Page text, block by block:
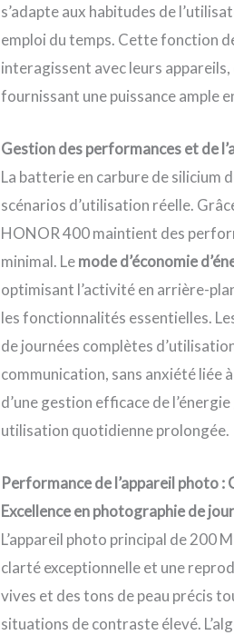
s’adapte aux habitudes de
emploi du temps. Cette fonction
interagissent avec leurs
fournissant une puissance ample
Gestion des performances et de
La batterie en carbure de silicium
scénarios d’utilisation réelle.
HONOR 400 maintient des
minimal. Lemode d’économie
optimisant l’activité en arrière-
les fonctionnalités essentielles.
de journées complètes
communication, sans anxiété liée
d’une gestion efficace de
utilisation quotidienne prolongée.
Performance de l’appareil photo
Excellence en photographie de jour
L’appareil photo principal de 200
clarté exceptionnelle et une
vives et des tons de peau précis
situations de contraste élevé.